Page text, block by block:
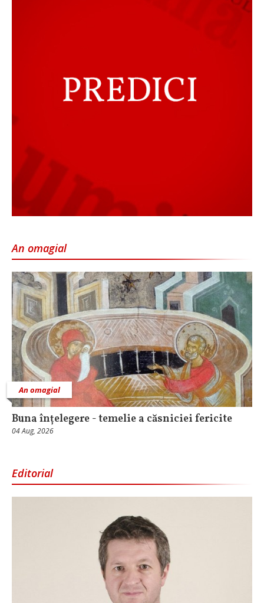
An omagial
An omagial
Buna înțelegere - temelie a căsniciei fericite
04 Aug, 2026
Editorial